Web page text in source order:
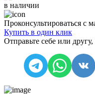
в наличии
Проконсультироваться с
Купить в один клик
Отправьте себе или